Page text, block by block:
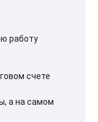
работу
счете
а на самом